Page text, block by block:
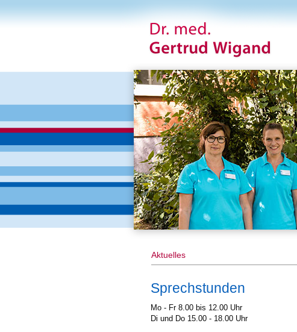
Aktuelles
Sprechstunden
Mo - Fr 8.00 bis 12.00 Uhr
Di und Do 15.00 - 18.00 Uhr